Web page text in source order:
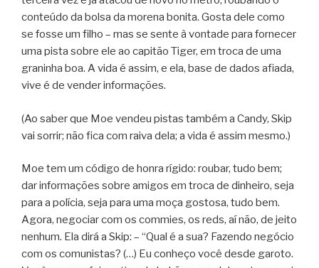
conteúdo da bolsa da morena bonita. Gosta dele como
se fosse um filho – mas se sente à vontade para fornecer
uma pista sobre ele ao capitão Tiger, em troca de uma
graninha boa. A vida é assim, e ela, base de dados afiada,
vive é de vender informações.
(Ao saber que Moe vendeu pistas também a Candy, Skip
vai sorrir; não fica com raiva dela; a vida é assim mesmo.)
Moe tem um código de honra rígido: roubar, tudo bem;
dar informações sobre amigos em troca de dinheiro, seja
para a polícia, seja para uma moça gostosa, tudo bem.
Agora, negociar com os commies, os reds, aí não, de jeito
nenhum. Ela dirá a Skip: – “Qual é a sua? Fazendo negócio
com os comunistas? (…) Eu conheço você desde garoto.